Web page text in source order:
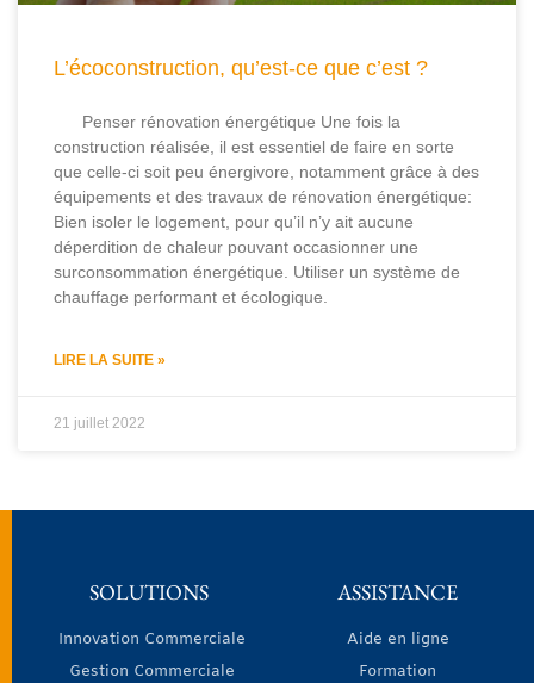
L’écoconstruction, qu’est-ce que c’est ?
Penser rénovation énergétique Une fois la
construction réalisée, il est essentiel de faire en sorte
que celle-ci soit peu énergivore, notamment grâce à des
équipements et des travaux de rénovation énergétique:
Bien isoler le logement, pour qu’il n’y ait aucune
déperdition de chaleur pouvant occasionner une
surconsommation énergétique. Utiliser un système de
chauffage performant et écologique.
LIRE LA SUITE »
21 juillet 2022
SOLUTIONS
Innovation Commerciale
Gestion Commerciale
ASSISTANCE
Aide en ligne
Formation